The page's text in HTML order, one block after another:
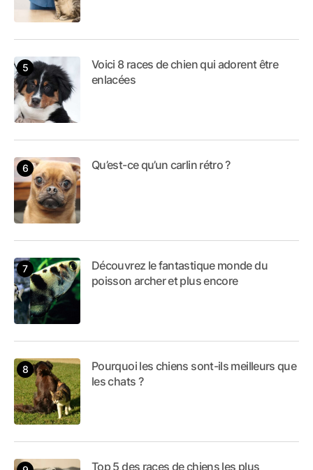
Voici 8 races de chien qui adorent être
enlacées
Qu’est-ce qu’un carlin rétro ?
Découvrez le fantastique monde du
poisson archer et plus encore
Pourquoi les chiens sont-ils meilleurs que
les chats ?
Top 5 des races de chiens les plus